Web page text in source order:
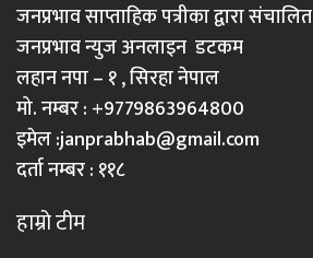
जनप्रभाव साप्ताहिक पत्रीका द्वारा संचालित
जनप्रभाव न्युज अनलाइन डटकम
लहान नपा – १ , सिरहा नेपाल
मो. नम्बर : +9779863964800
इमेल :janprabhab@gmail.com
दर्ता नम्बर : ११८
हाम्रो टीम